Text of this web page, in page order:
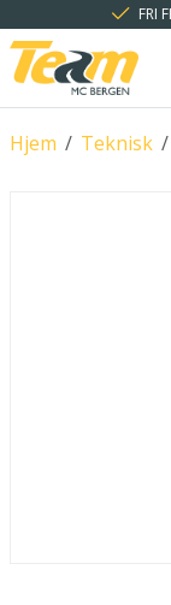
FRI
/
Hjem /
Teknisk